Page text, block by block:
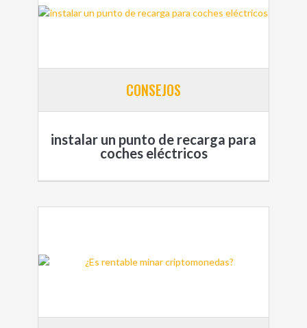
CONSEJOS
instalar un punto de recarga para
coches eléctricos